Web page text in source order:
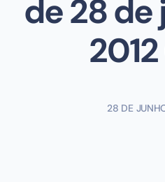
de 28 de
28 DE